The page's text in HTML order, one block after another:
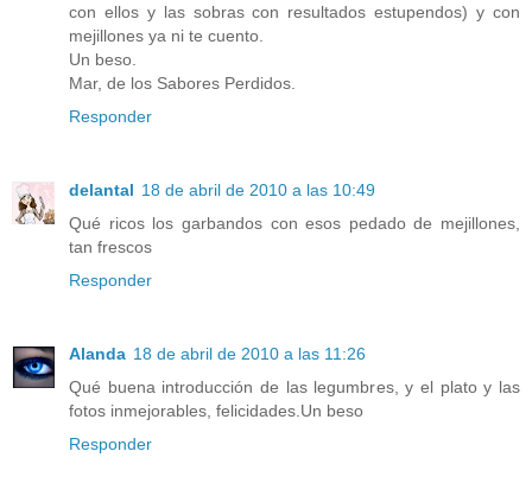
con ellos y las sobras con resultados estupendos) y con
mejillones ya ni te cuento.
Un beso.
Mar, de los Sabores Perdidos.
Responder
delantal 18 de abril de 2010 a las 10:49
Qué ricos los garbandos con esos pedado de mejillones,
tan frescos
Responder
Alanda 18 de abril de 2010 a las 11:26
Qué buena introducción de las legumbres, y el plato y las
fotos inmejorables, felicidades.Un beso
Responder